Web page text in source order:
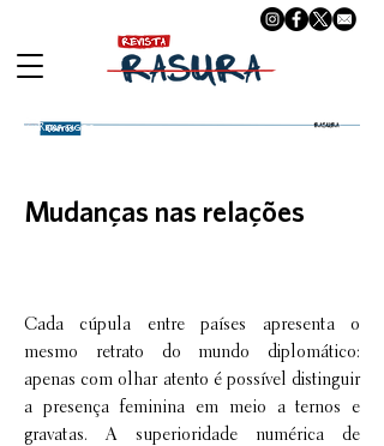
Reportagens
Mudanças nas relações
Cada cúpula entre países apresenta o
mesmo retrato do mundo diplomático:
apenas com olhar atento é possível distinguir
a presença feminina em meio a ternos e
gravatas. A superioridade numérica de